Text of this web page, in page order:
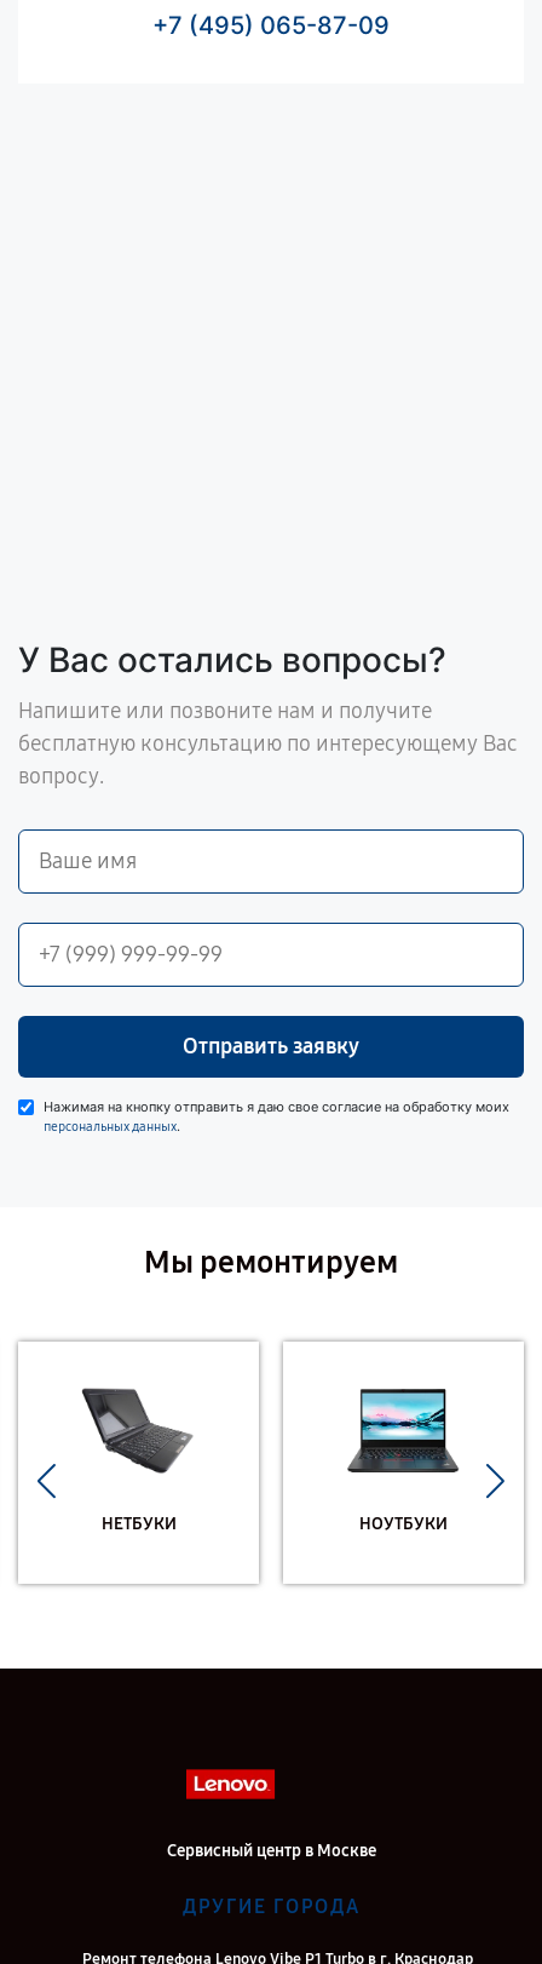
+7 (495) 065-87-09
У Вас остались вопросы?
Напишите или позвоните нам и получите
бесплатную консультацию по интересующему Вас
вопросу.
Отправить заявку
Нажимая на кнопку отправить я даю свое согласие на обработку моих
персональных данных.
Мы ремонтируем
НЕТБУКИ НОУТБУКИ
Сервисный центр в Москве
ДРУГИЕ ГОРОДА
Ремонт телефона Lenovo Vibe P1 Turbo в г. Краснодар